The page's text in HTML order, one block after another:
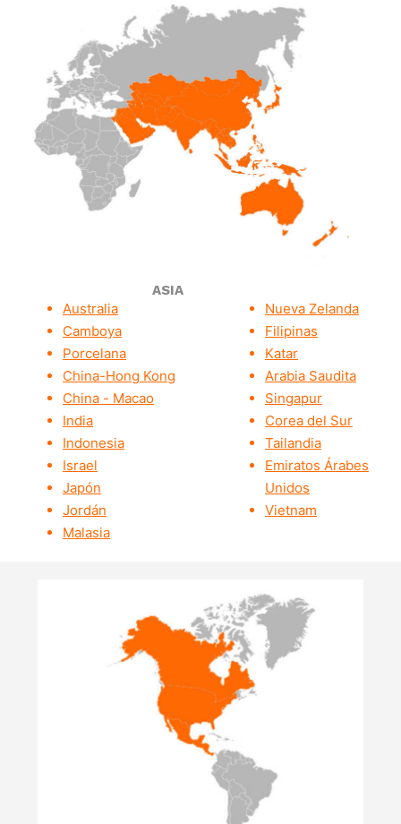
ASIA
Australia
Camboya
Porcelana
China-Hong Kong
China - Macao
India
Indonesia
Israel
Japón
Jordán
Malasia
Nueva Zelanda
Filipinas
Katar
Arabia Saudita
Singapur
Corea del Sur
Tailandia
Emiratos Árabes
Unidos
Vietnam